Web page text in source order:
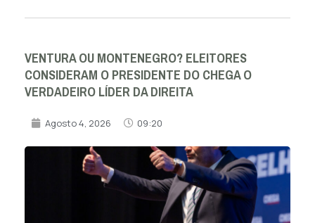
VENTURA OU MONTENEGRO? ELEITORES
CONSIDERAM O PRESIDENTE DO CHEGA O
VERDADEIRO LÍDER DA DIREITA
Agosto 4, 2026 09:20